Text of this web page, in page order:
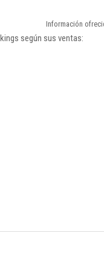
Información
según sus ventas: